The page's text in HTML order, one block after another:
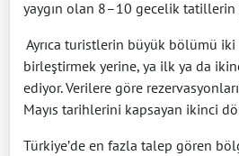
yaygın olan 8–10 gecelik tatillerin
Ayrıca turistlerin büyük bölümü
birleştirmek yerine, ya ilk ya da
ediyor. Verilere göre
Mayıs tarihlerini kapsayan ikinci
Türkiye’de en fazla talep gören